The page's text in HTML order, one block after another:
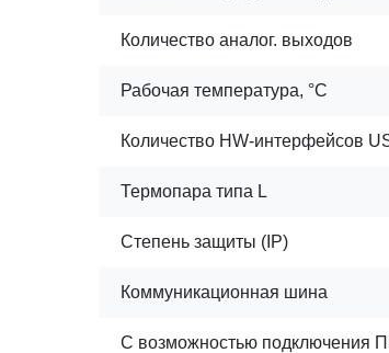
Количество аналог. выходов
Рабочая температура, °C
Количество HW-интерфейсов
Термопара типа L
Степень защиты (IP)
Коммуникационная шина
С возможностью подключения